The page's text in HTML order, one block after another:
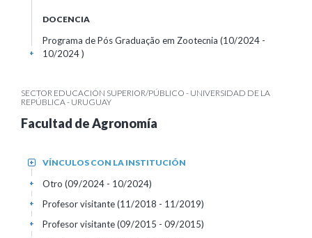
DOCENCIA
Programa de Pós Graduação em Zootecnia (10/2024 -
10/2024 )
+
SECTOR EDUCACIÓN SUPERIOR/PÚBLICO - UNIVERSIDAD DE LA
REPÚBLICA - URUGUAY
Facultad de Agronomía
VÍNCULOS CON LA INSTITUCIÓN
+
Otro (09/2024 - 10/2024)
+
Profesor visitante (11/2018 - 11/2019)
+
Profesor visitante (09/2015 - 09/2015)
+